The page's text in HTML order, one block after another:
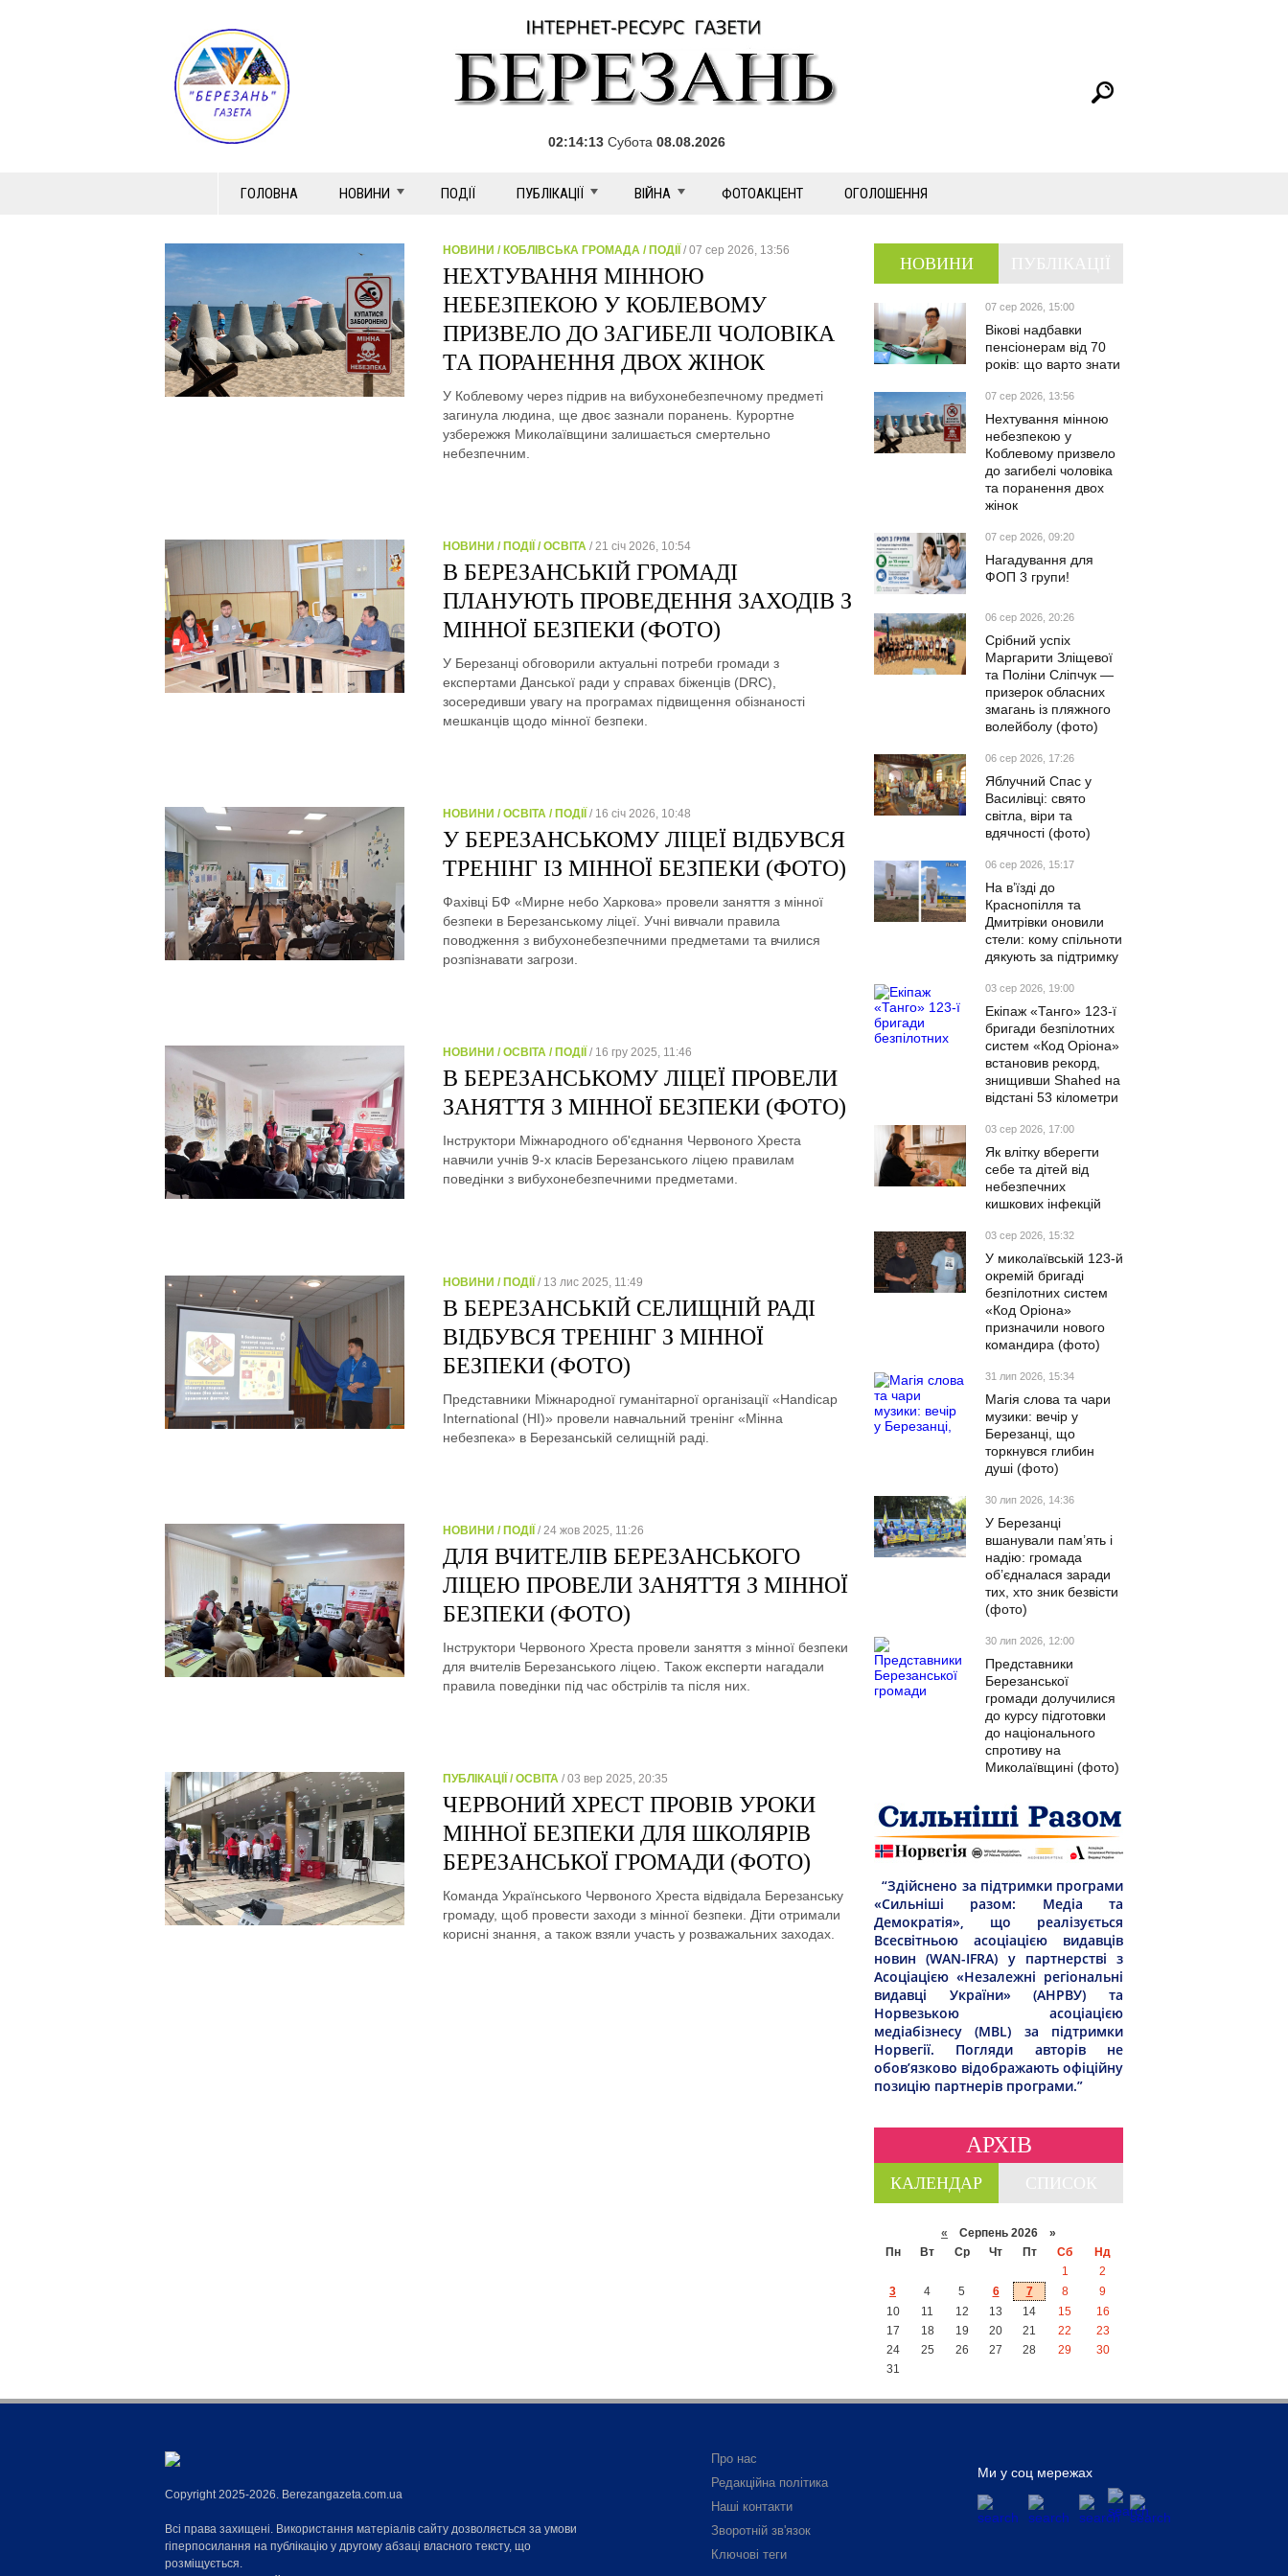
02:14:14 Субота 08.08.2026
ГОЛОВНА НОВИНИ ПОДІЇ ПУБЛІКАЦІЇ ВІЙНА ФОТОАКЦЕНТ ОГОЛОШЕННЯ
НОВИНИ / КОБЛІВСЬКА ГРОМАДА / ПОДІЇ / 07 сер 2026, 13:56
НЕХТУВАННЯ МІННОЮ
НЕБЕЗПЕКОЮ У КОБЛЕВОМУ
ПРИЗВЕЛО ДО ЗАГИБЕЛІ ЧОЛОВІКА
ТА ПОРАНЕННЯ ДВОХ ЖІНОК
У Коблевому через підрив на вибухонебезпечному предметі
загинула людина, ще двоє зазнали поранень. Курортне
узбережжя Миколаївщини залишається смертельно
небезпечним.
НОВИНИ / ПОДІЇ / ОСВІТА / 21 січ 2026, 10:54
В БЕРЕЗАНСЬКІЙ ГРОМАДІ
ПЛАНУЮТЬ ПРОВЕДЕННЯ ЗАХОДІВ З
МІННОЇ БЕЗПЕКИ (ФОТО)
У Березанці обговорили актуальні потреби громади з
експертами Данської ради у справах біженців (DRC),
зосередивши увагу на програмах підвищення обізнаності
мешканців щодо мінної безпеки.
НОВИНИ / ОСВІТА / ПОДІЇ / 16 січ 2026, 10:48
У БЕРЕЗАНСЬКОМУ ЛІЦЕЇ ВІДБУВСЯ
ТРЕНІНГ ІЗ МІННОЇ БЕЗПЕКИ (ФОТО)
Фахівці БФ «Мирне небо Харкова» провели заняття з мінної
безпеки в Березанському ліцеї. Учні вивчали правила
поводження з вибухонебезпечними предметами та вчилися
розпізнавати загрози.
НОВИНИ / ОСВІТА / ПОДІЇ / 16 гру 2025, 11:46
В БЕРЕЗАНСЬКОМУ ЛІЦЕЇ ПРОВЕЛИ
ЗАНЯТТЯ З МІННОЇ БЕЗПЕКИ (ФОТО)
Інструктори Міжнародного об'єднання Червоного Хреста
навчили учнів 9-х класів Березанського ліцею правилам
поведінки з вибухонебезпечними предметами.
НОВИНИ / ПОДІЇ / 13 лис 2025, 11:49
В БЕРЕЗАНСЬКІЙ СЕЛИЩНІЙ РАДІ
ВІДБУВСЯ ТРЕНІНГ З МІННОЇ
БЕЗПЕКИ (ФОТО)
Представники Міжнародної гуманітарної організації «Handicap
International (HI)» провели навчальний тренінг «Мінна
небезпека» в Березанській селищній раді.
НОВИНИ / ПОДІЇ / 24 жов 2025, 11:26
ДЛЯ ВЧИТЕЛІВ БЕРЕЗАНСЬКОГО
ЛІЦЕЮ ПРОВЕЛИ ЗАНЯТТЯ З МІННОЇ
БЕЗПЕКИ (ФОТО)
Інструктори Червоного Хреста провели заняття з мінної безпеки
для вчителів Березанського ліцею. Також експерти нагадали
правила поведінки під час обстрілів та після них.
ПУБЛІКАЦІЇ / ОСВІТА / 03 вер 2025, 20:35
ЧЕРВОНИЙ ХРЕСТ ПРОВІВ УРОКИ
МІННОЇ БЕЗПЕКИ ДЛЯ ШКОЛЯРІВ
БЕРЕЗАНСЬКОЇ ГРОМАДИ (ФОТО)
Команда Українського Червоного Хреста відвідала Березанську
громаду, щоб провести заходи з мінної безпеки. Діти отримали
корисні знання, а також взяли участь у розважальних заходах.
НОВИНИ
07 сер 2026, 15:00
Вікові надбавки
пенсіонерам від 70
років: що варто знати
07 сер 2026, 13:56
Нехтування мінною
небезпекою у
Коблевому призвело
до загибелі чоловіка
та поранення двох
жінок
07 сер 2026, 09:20
Нагадування для
ФОП 3 групи!
06 сер 2026, 20:26
Срібний успіх
Маргарити Зліщевої
та Поліни Сліпчук —
призерок обласних
змагань із пляжного
волейболу (фото)
06 сер 2026, 17:26
Яблучний Спас у
Василівці: свято
світла, віри та
вдячності (фото)
06 сер 2026, 15:17
На в’їзді до
Краснопілля та
Дмитрівки оновили
стели: кому спільноти
дякують за підтримку
03 сер 2026, 19:00
Екіпаж «Танго» 123-ї
бригади безпілотних
систем «Код Оріона»
встановив рекорд,
знищивши Shahed на
відстані 53 кілометри
03 сер 2026, 17:00
Як влітку вберегти
себе та дітей від
небезпечних
кишкових інфекцій
03 сер 2026, 15:32
У миколаївській 123-й
окремій бригаді
безпілотних систем
«Код Оріона»
призначили нового
командира (фото)
31 лип 2026, 15:34
Магія слова та чари
музики: вечір у
Березанці, що
торкнувся глибин
душі (фото)
30 лип 2026, 14:36
У Березанці
вшанували пам’ять і
надію: громада
об’єдналася заради
тих, хто зник безвісти
(фото)
30 лип 2026, 12:00
Представники
Березанської
громади долучилися
до курсу підготовки
до національного
спротиву на
Миколаївщині (фото)
“Здійснено за підтримки програми
«Сильніші разом: Медіа та
Демократія», що реалізується
Всесвітньою асоціацією видавців
новин (WAN-IFRA) у партнерстві з
Асоціацією «Незалежні регіональні
видавці України» (АНРВУ) та
Норвезькою асоціацією
медіабізнесу (MBL) за підтримки
Норвегії. Погляди авторів не
обов’язково відображають офіційну
позицію партнерів програми.”
АРХІВ
КАЛЕНДАР
« Серпень 2026 »
Пн
Вт Ср Чт Пт Сб
Нд
1
2
3
4 5 6 7 8
9
10
11 12 13 14 15
16
17
18 19 20 21 22
23
24
25 26 27 28 29
30
31
Copyright 2025-2026. Berezangazeta.com.ua
Всі права захищені. Використання матеріалів сайту дозволяється за умови
гіперпосилання на публікацію у другому абзаці власного тексту, що
розміщується.
Про нас
Редакційна політика
Наші контакти
Зворотній зв'язок
Ключові теги
Ми у соц мережах